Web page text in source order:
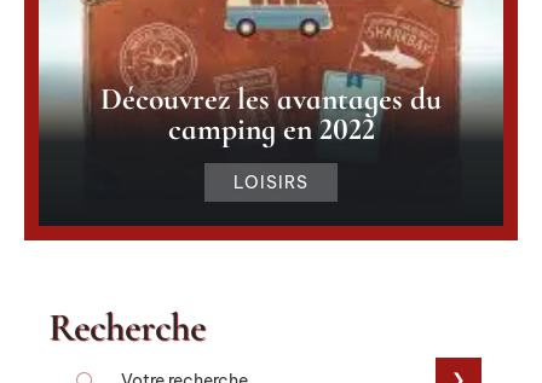
Découvrez les avantages du
camping en 2022
LOISIRS
Recherche